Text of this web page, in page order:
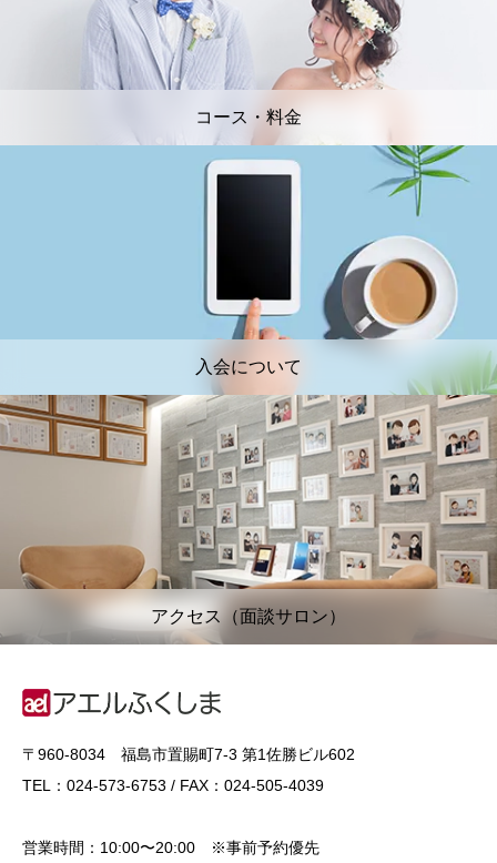
コース・料金
入会について
アクセス（面談サロン）
〒960-8034 福島市置賜町7-3 第1佐勝ビル602
TEL：024-573-6753 / FAX：024-505-4039
営業時間：10:00〜20:00 ※事前予約優先